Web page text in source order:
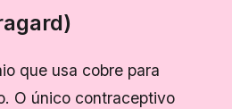
que usa cobre para
O único contraceptivo